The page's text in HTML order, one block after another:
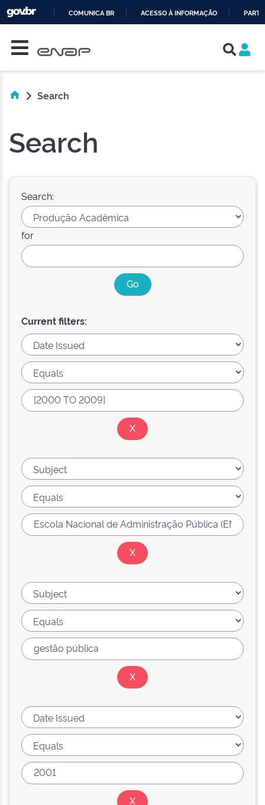
COMUNICA BR ACESSO À INFORMAÇÃO
Search
Search
Search:
for
Current filters: